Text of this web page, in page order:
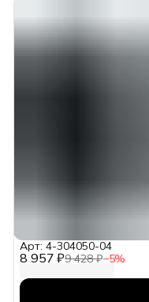
8 957 ₽9 428 ₽−5%
Арт: 4-304050-04